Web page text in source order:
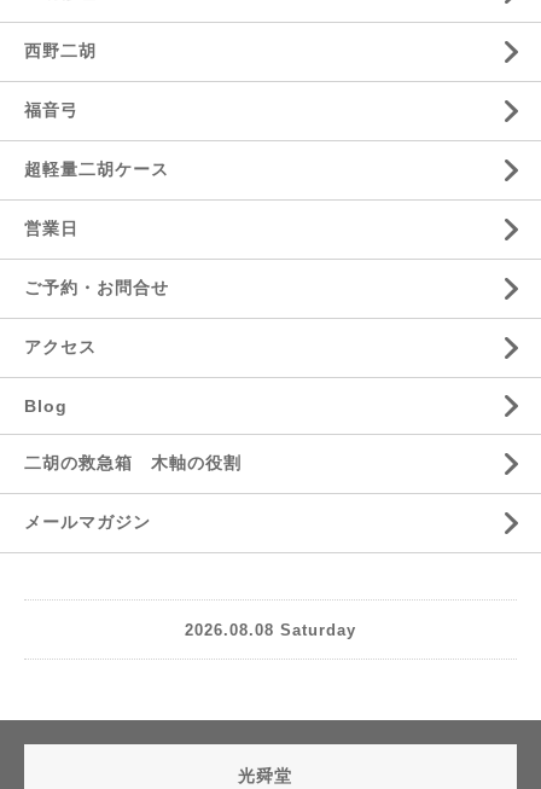
西野二胡
福音弓
超軽量二胡ケース
営業日
ご予約・お問合せ
アクセス
Blog
二胡の救急箱 木軸の役割
メールマガジン
2026.08.08 Saturday
光舜堂